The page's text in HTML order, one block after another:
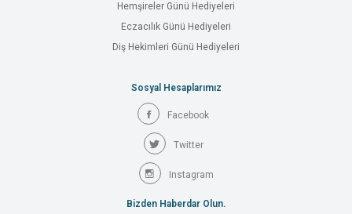
Hemşireler Günü Hediyeleri
Eczacılık Günü Hediyeleri
Diş Hekimleri Günü Hediyeleri
Sosyal Hesaplarımız
Facebook
Twitter
Instagram
Bizden Haberdar Olun.